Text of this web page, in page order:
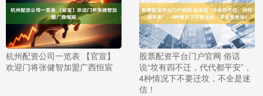
杭州配资公司一览表 【官宣】
欢迎门将张健智加盟广西恒宸
股票配资平台门户官网 俗话
说“坟有四不迁，代代都平安”，
4种情况下不要迁坟，不全是迷
信！